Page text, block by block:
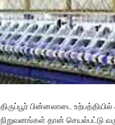
திருப்பூர்‌ பின்னலாடை
நிறுவனங்கள்‌ தான் செயல்பட்டு